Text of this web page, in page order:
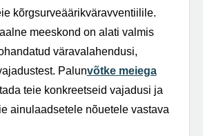
kõrgsurveäärikväravventiilile.
meeskond on alati valmis
väravalahendusi,
Palunvõtke meiega
teie konkreetseid vajadusi ja
ainulaadsetele nõuetele vastava